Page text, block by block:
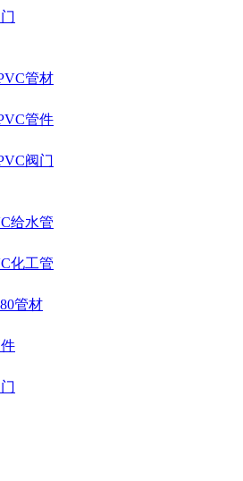
管材
管件
阀门
给水管
化工管
管材